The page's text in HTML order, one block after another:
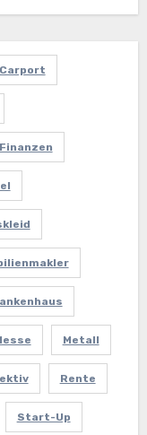
Carport
Finanzen
Metall
Rente
Start-Up